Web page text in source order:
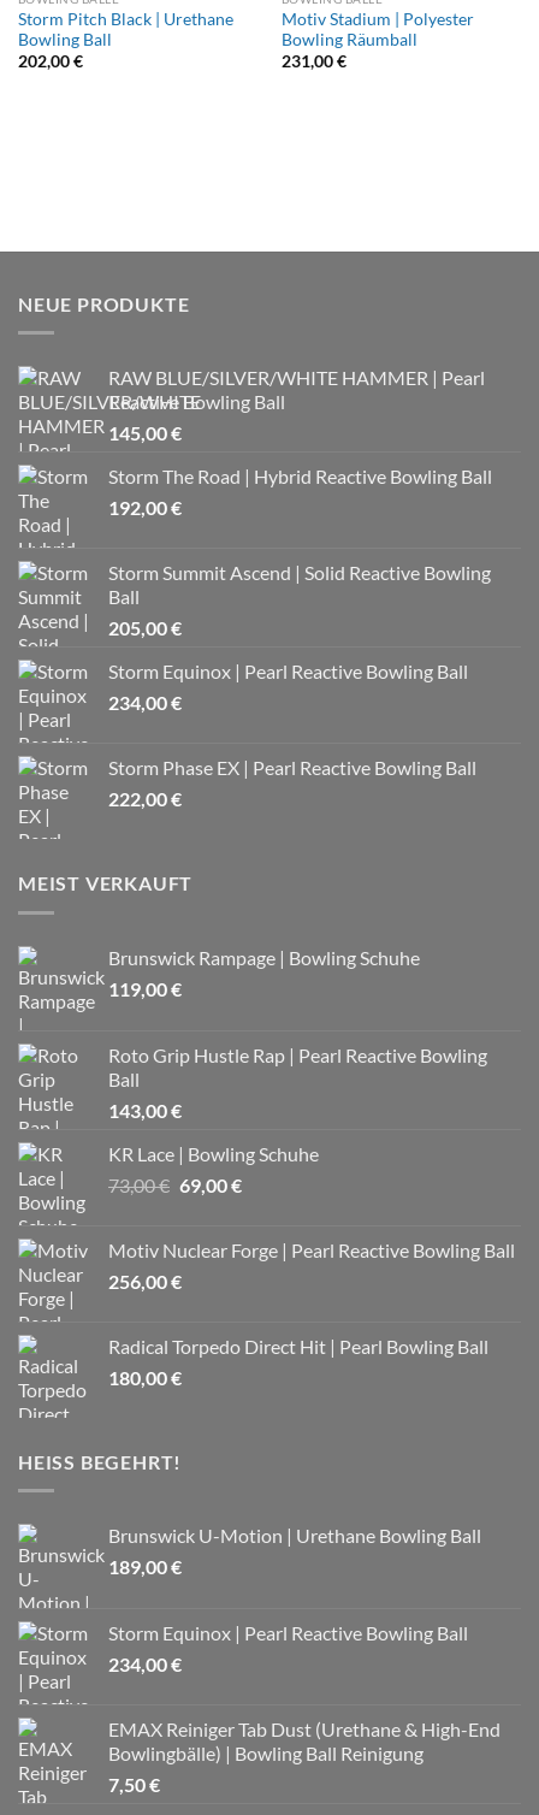
Storm Pitch Black | Urethane
Bowling Ball
202,00€
Motiv Stadium | Polyester
Bowling Räumball
231,00€
NEUE PRODUKTE
RAW BLUE/SILVER/WHITE HAMMER | Pearl
Reactive Bowling Ball
145,00€
Storm The Road | Hybrid Reactive Bowling Ball
192,00€
Storm Summit Ascend | Solid Reactive Bowling
Ball
205,00€
Storm Equinox | Pearl Reactive Bowling Ball
234,00€
Storm Phase EX | Pearl Reactive Bowling Ball
222,00€
MEIST VERKAUFT
Brunswick Rampage | Bowling Schuhe
119,00€
Roto Grip Hustle Rap | Pearl Reactive Bowling
Ball
143,00€
KR Lace | Bowling Schuhe
73,00€ Ursprünglicher
73,00 €
69,00€Aktueller
69,00 €.
Motiv Nuclear Forge | Pearl Reactive Bowling Ball
256,00€
Radical Torpedo Direct Hit | Pearl Bowling Ball
180,00€
HEISS BEGEHRT!
Brunswick U-Motion | Urethane Bowling Ball
189,00€
Storm Equinox | Pearl Reactive Bowling Ball
234,00€
EMAX Reiniger Tab Dust (Urethane & High-End
Bowlingbälle) | Bowling Ball Reinigung
7,50€